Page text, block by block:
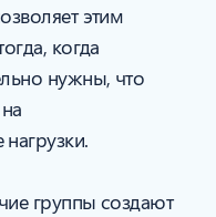
этим
когда
нужны, что
группы создают